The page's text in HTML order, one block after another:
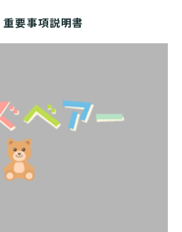
要事項説明書